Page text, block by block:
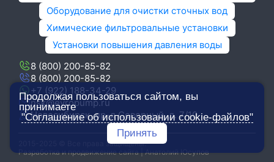
Оборудование для очистки сточных вод
Химические фильтровальные установки
Установки повышения давления воды
8 (800) 200-85-82
8 (800) 200-85-82
+7 (922) 188-34-29
nsk@evropump.ru
Новосибирск, пр-д Северный, д. 7/10
2015-2025 © Все права защищены.
Разработка и продвижение сайта | Анатолий Юсупов
Продолжая пользоваться сайтом, вы
принимаете
"Соглашение об использовании cookie-файлов"
Принять